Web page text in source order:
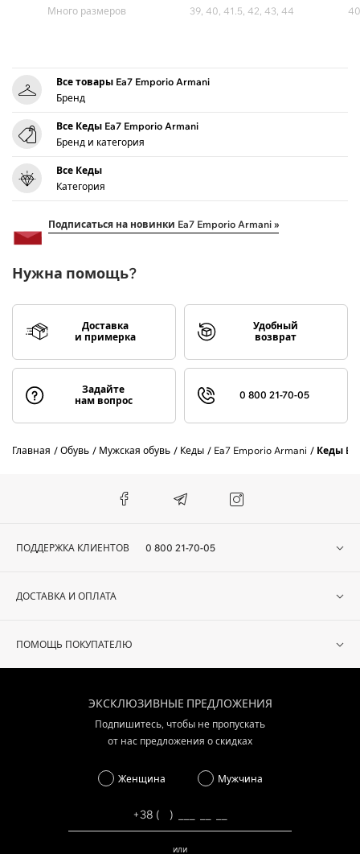
Много размеров
39, 40, 41.5, 42, 43, 44
Все товары Ea7 Emporio Armani
Бренд
Все Кеды Ea7 Emporio Armani
Бренд и категория
Все Кеды
Категория
Подписаться на новинки Ea7 Emporio Armani »
Нужна помощь?
Доставка
и примерка
Удобный
возврат
Задайте
нам вопрос
0 800 21-70-05
Главная Обувь Мужская обувь Кеды Ea7 Emporio Armani Кеды
ПОДДЕРЖКА КЛИЕНТОВ 0 800 21-70-05
ДОСТАВКА И ОПЛАТА
ПОМОЩЬ ПОКУПАТЕЛЮ
ЭКСКЛЮЗИВНЫЕ ПРЕДЛОЖЕНИЯ
Подпишитесь, чтобы не пропускать
от нас предложения о скидках
Женщина Мужчина
или